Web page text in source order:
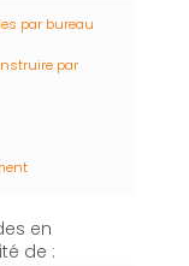
par bureau
par
en
de :